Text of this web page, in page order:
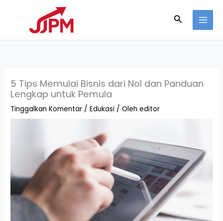
Cari
5 Tips Memulai Bisnis dari Nol dan Panduan
Lengkap untuk Pemula
Tinggalkan Komentar /Edukasi / Oleheditor